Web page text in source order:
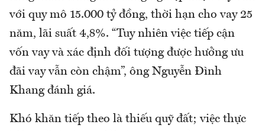
với quy mô 15.000 tỷ đồng, thời hạn cho vay 25
năm, lãi suất 4,8%. “Tuy nhiên việc tiếp cận
vốn vay và xác định đối tượng được hưởng ưu
đãi vay vẫn còn chậm”, ông Nguyễn Đình
Khang đánh giá.
Khó khăn tiếp theo là thiếu quỹ đất; việc thực